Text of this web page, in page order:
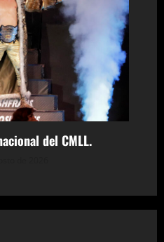
del CMLL.